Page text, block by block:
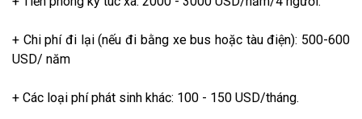
+ Chi phí đi lại (nếu đi bằng xe bus hoặc tàu điện): 500-600
USD/ năm
+ Các loại phí phát sinh khác: 100 - 150 USD/tháng.